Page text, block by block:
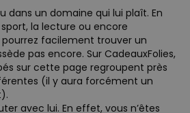
dans un domaine qui lui plaît. En
la lecture ou encore
pourrez facilement trouver un
pas encore. Sur CadeauxFolies,
sur cette page regroupent près
(il y aura forcément un
avec lui. En effet, vous n’êtes